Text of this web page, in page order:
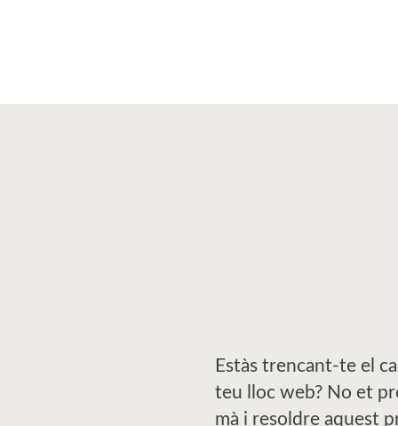
Estàs trencant-te el
teu lloc web? No et
mà i resoldre aquest